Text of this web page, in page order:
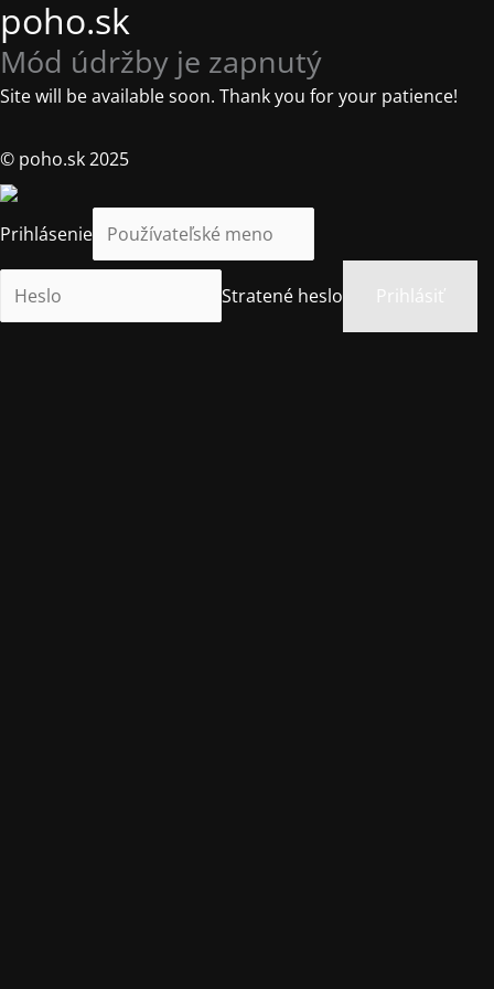
poho.sk
Mód údržby je zapnutý
Site will be available soon. Thank you for your patience!
© poho.sk 2025
Prihlásenie
Stratené heslo